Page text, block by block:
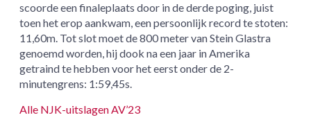
scoorde een finaleplaats door in de derde poging, juist
toen het erop aankwam, een persoonlijk record te stoten:
11,60m. Tot slot moet de 800 meter van Stein Glastra
genoemd worden, hij dook na een jaar in Amerika
getraind te hebben voor het eerst onder de 2-
minutengrens: 1:59,45s.
Alle NJK-uitslagen AV’23